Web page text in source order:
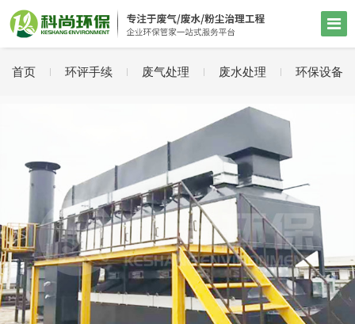
首页 环评手续 废气处理 废水处理 环保设备